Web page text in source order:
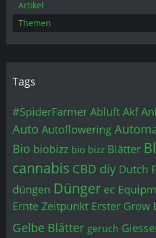
Artikel
Themen
Tags
#SpiderFarmer Abluft Akf
Auto Autoflowering
Bio biobizz bio bizz Blätter
cannabis CBD diy Dutch
düngen Dünger ec
Ernte Zeitpunkt Erster Grow
Gelbe Blätter geruch